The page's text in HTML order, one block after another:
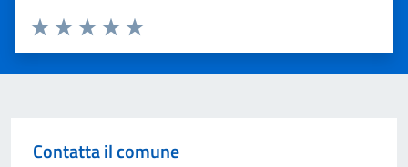
Valuta 5 stelle su 5
Valuta 4 stelle su 5
Valuta 3 stelle su 5
Valuta 2 stelle su 5
Valuta 1 stelle su 5
Contatta il comune